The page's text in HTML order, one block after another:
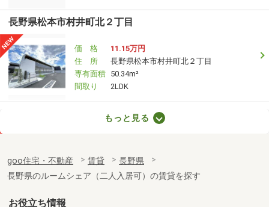
長野県松本市村井町北２丁目
価 格
11.15万円
住 所
長野県松本市村井町北２丁目
専有面積 50.34m²
間取り
2LDK
長野県長野市三輪５丁目
専有面積
26.71m²
間取り
1K
長野県松本市村井町北２丁目
もっと見る
goo住宅・不動産 賃貸
長野県
長野県のルームシェア（二人入居可）の賃貸を探す
お役立ち情報